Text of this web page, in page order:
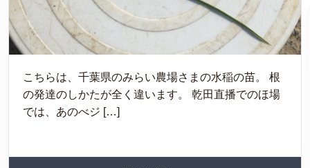
こちらは、千葉県のみらい農場さまの水稲の苗。 根
の発達のしかたが全く違います。 乾田直播でのほ場
では、あのべジ […]